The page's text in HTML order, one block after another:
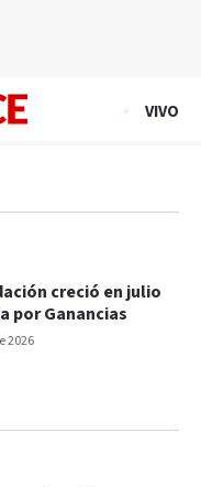
VIVO
2026
creció en julio
por Ganancias